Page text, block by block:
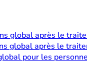
global après le
global après le
pour les